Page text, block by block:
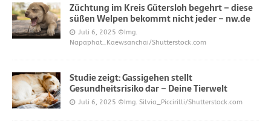
Züchtung im Kreis Gütersloh begehrt – diese
süßen Welpen bekommt nicht jeder – nw.de
Juli 6, 2025 ©Img.
Napaphat_Kaewsanchai/Shutterstock.com
Studie zeigt: Gassigehen stellt
Gesundheitsrisiko dar – Deine Tierwelt
Juli 6, 2025 ©Img. Silvia_Piccirilli/Shutterstock.com